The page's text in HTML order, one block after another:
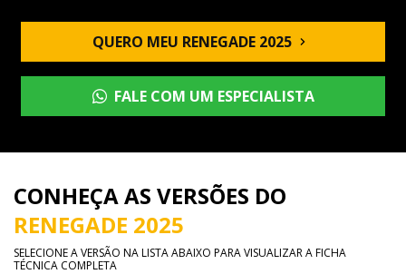
QUERO MEU RENEGADE 2025
FALE COM UM ESPECIALISTA
CONHEÇA AS VERSÕES DO
RENEGADE 2025
SELECIONE A VERSÃO NA LISTA ABAIXO PARA VISUALIZAR A FICHA
TÉCNICA COMPLETA